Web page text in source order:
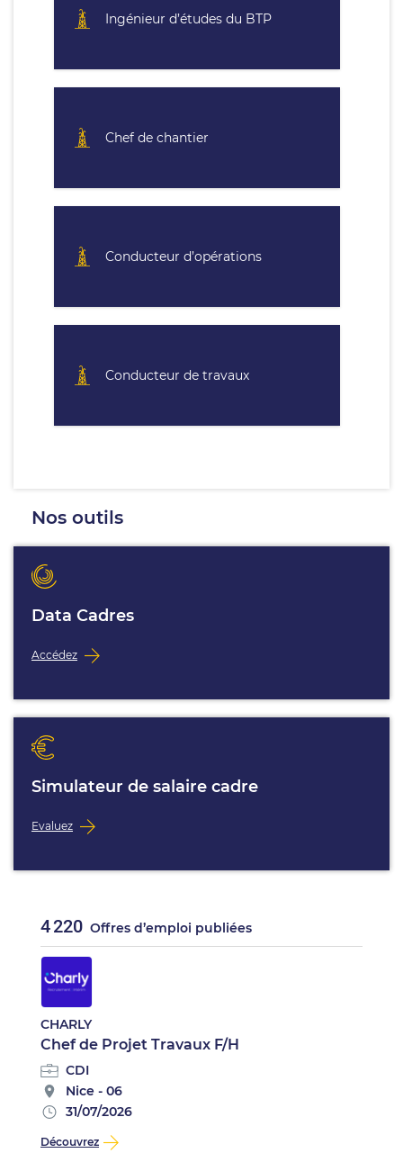
Ingénieur d’études du BTP
Chef de chantier
Conducteur d’opérations
Conducteur de travaux
Nos outils
Data Cadres
Accédez
Simulateur de salaire cadre
Evaluez
4 220 Offres d’emploi publiées
CHARLY
Chef de Projet Travaux F/H
CDI
Nice - 06
31/07/2026
Découvrez